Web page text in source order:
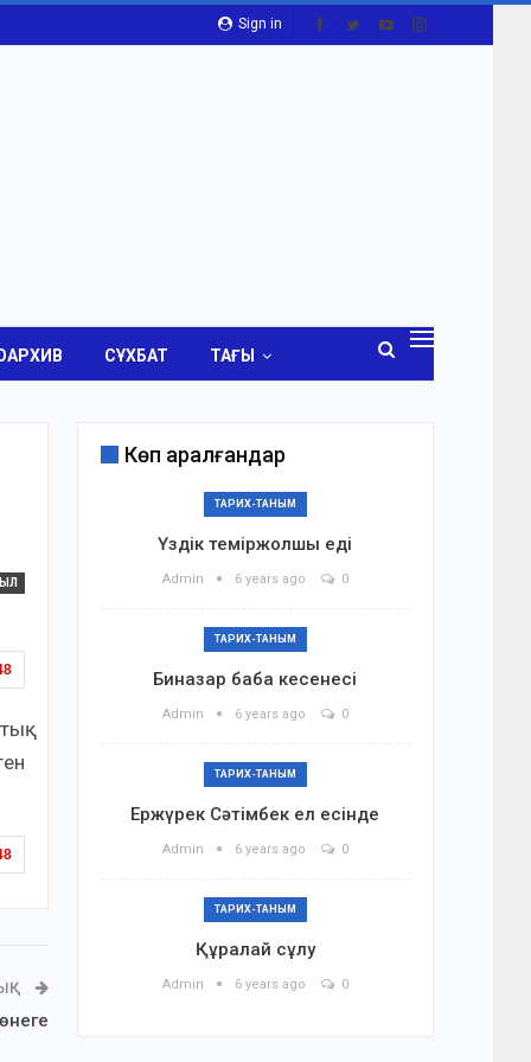
Sign in
СҰХБАТ ТАҒЫ
өнеге
Көп қаралғандар
ТАРИХ-ТАНЫМ
Үздік теміржолшы еді
Admin 6 years ago 0
ТАРИХ-ТАНЫМ
Биназар баба кесенесі
Admin 6 years ago 0
ТАРИХ-ТАНЫМ
Ержүрек Сәтімбек ел есінде
Admin 6 years ago 0
ТАРИХ-ТАНЫМ
Құралай сұлу
Admin 6 years ago 0